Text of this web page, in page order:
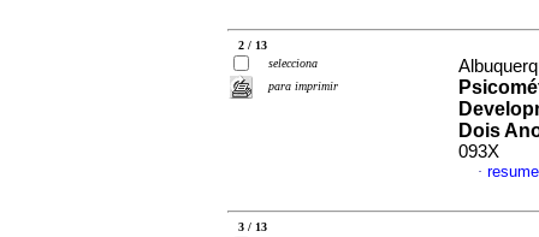
2 / 13
selecciona
para imprimir
Dois
093X
·
3 / 13